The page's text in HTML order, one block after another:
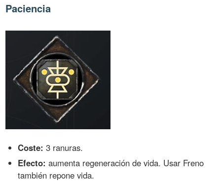
Paciencia
Coste: 3 ranuras.
Efecto: aumenta regeneración de vida. Usar Freno
también repone vida.